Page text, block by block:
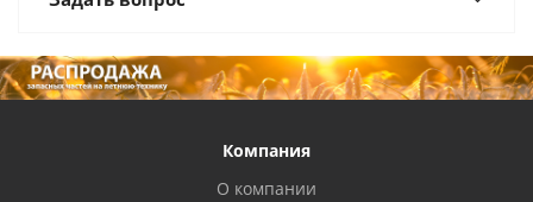
Компания
О компании